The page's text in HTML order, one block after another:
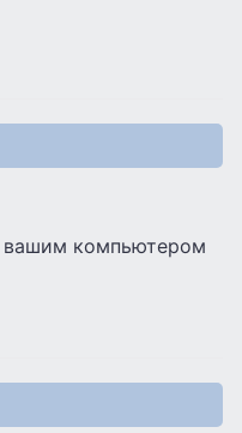
вашим компьютером